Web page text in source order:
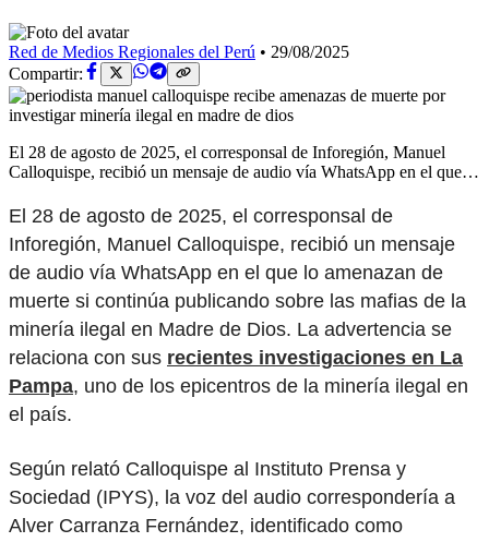
Red de Medios Regionales del Perú • 29/08/2025
Compartir:
El 28 de agosto de 2025, el corresponsal de Inforegión, Manuel
Calloquispe, recibió un mensaje de audio vía WhatsApp en el que…
El 28 de agosto de 2025, el corresponsal de
Inforegión, Manuel Calloquispe, recibió un mensaje
de audio vía WhatsApp en el que lo amenazan de
muerte si continúa publicando sobre las mafias de la
minería ilegal en Madre de Dios. La advertencia se
relaciona con sus recientes investigaciones en La
Pampa, uno de los epicentros de la minería ilegal en
el país.
Según relató Calloquispe al Instituto Prensa y
Sociedad (IPYS), la voz del audio correspondería a
Alver Carranza Fernández, identificado como